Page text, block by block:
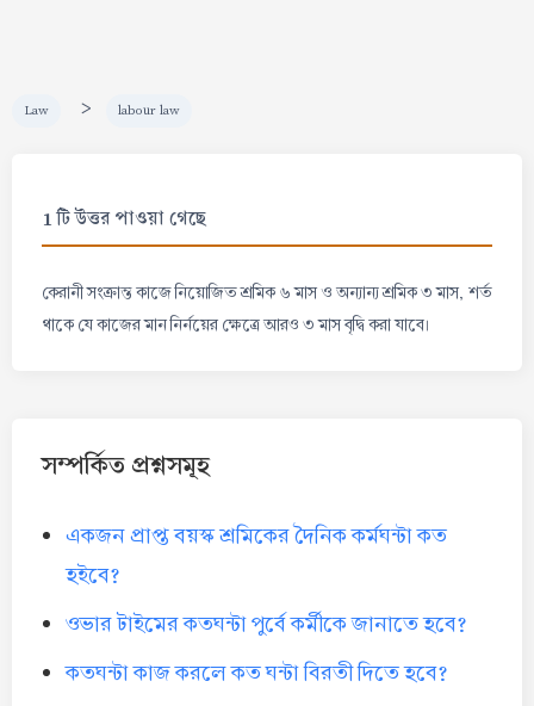
Law > labour law
1 টি উত্তর পাওয়া গেছে
কেরানী সংক্রান্ত কাজে নিয়োজিত শ্রমিক ৬ মাস ও অন্যান্য শ্রমিক ৩ মাস, শর্ত
থাকে যে কাজের মান নির্নয়ের ক্ষেত্রে আরও ৩ মাস বৃদ্বি করা যাবে।
সম্পর্কিত প্রশ্নসমূহ
একজন প্রাপ্ত বয়স্ক শ্রমিকের দৈনিক কর্মঘন্টা কত
হইবে?
ওভার টাইমের কতঘন্টা পুর্বে কর্মীকে জানাতে হবে?
কতঘন্টা কাজ করলে কত ঘন্টা বিরতী দিতে হবে?